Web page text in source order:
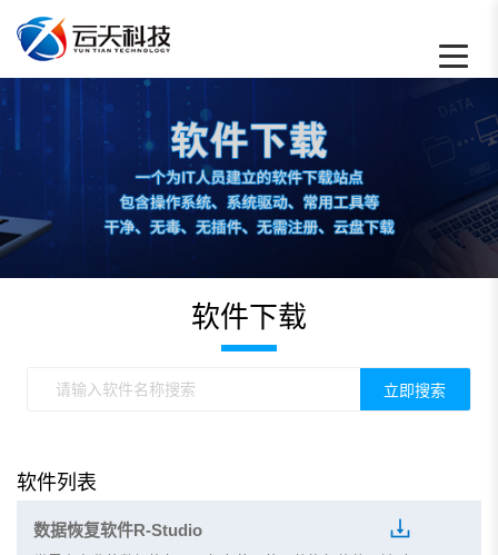
软件下载 - 云天数据恢复中心
软件下载
立即搜索
软件列表
数据恢复软件R-Studio